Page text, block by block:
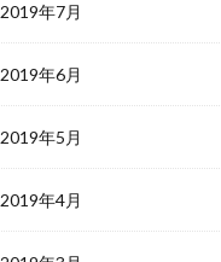
2019年7月
2019年6月
2019年5月
2019年4月